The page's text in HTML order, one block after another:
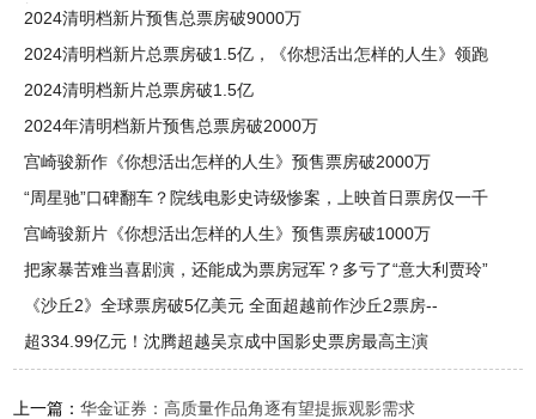
闻
2024清明档新片预售总票房破9000万
2024清明档新片总票房破1.5亿，《你想活出怎样的人生》领跑
2024清明档新片总票房破1.5亿
2024年清明档新片预售总票房破2000万
宫崎骏新作《你想活出怎样的人生》预售票房破2000万
“周星驰”口碑翻车？院线电影史诗级惨案，上映首日票房仅一千
元
宫崎骏新片《你想活出怎样的人生》预售票房破1000万
把家暴苦难当喜剧演，还能成为票房冠军？多亏了“意大利贾玲”
《沙丘2》全球票房破5亿美元 全面超越前作沙丘2票房--
超334.99亿元！沈腾超越吴京成中国影史票房最高主演
上一篇：华金证券：高质量作品角逐有望提振观影需求